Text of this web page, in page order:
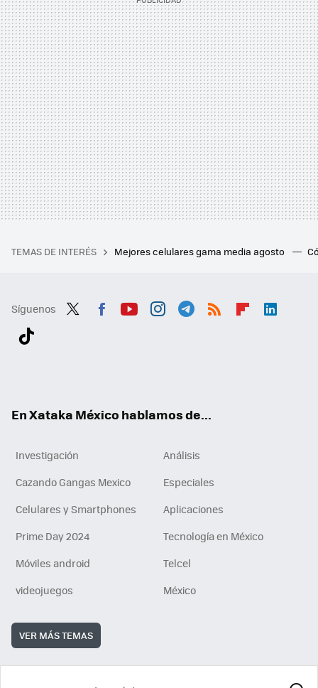
TEMAS DE INTERÉS Mejores celulares gama media agosto
Síguenos
En Xataka México hablamos de...
Investigación
Análisis
Cazando Gangas Mexico
Especiales
Celulares y Smartphones
Aplicaciones
Prime Day 2024
Tecnología en México
Móviles android
Telcel
videojuegos
México
VER MÁS TEMAS